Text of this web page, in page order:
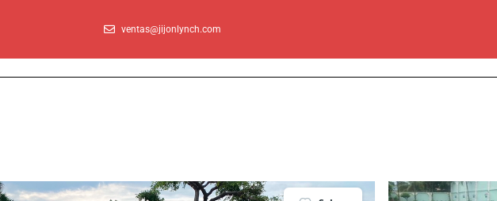
ventas@jijonlynch.com